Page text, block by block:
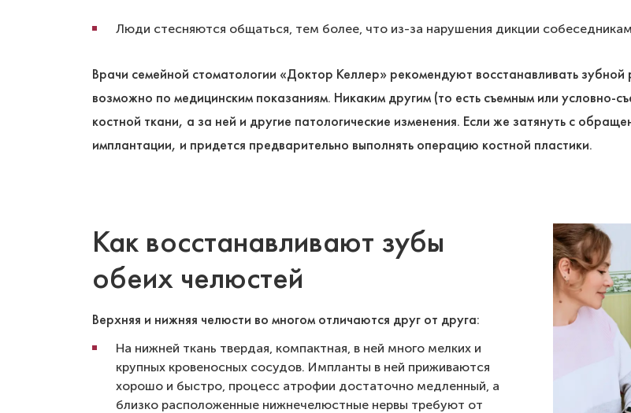
Люди стесняются общаться, тем более, что из-за нарушения дикции
Врачи семейной стоматологии «Доктор Келлер» рекомендуют восстанавливать
возможно по медицинским показаниям. Никаким другим (то есть съемным или условно-
костной ткани, а за ней и другие патологические изменения. Если же затянуть с
имплантации, и придется предварительно выполнять операцию костной пластики.
Как восстанавливают зубы
обеих челюстей
Верхняя и нижняя челюсти во многом отличаются друг от друга:
На нижней ткань твердая, компактная, в ней много мелких и
крупных кровеносных сосудов. Импланты в ней приживаются
хорошо и быстро, процесс атрофии достаточно медленный, а
близко расположенные нижнечелюстные нервы требуют от